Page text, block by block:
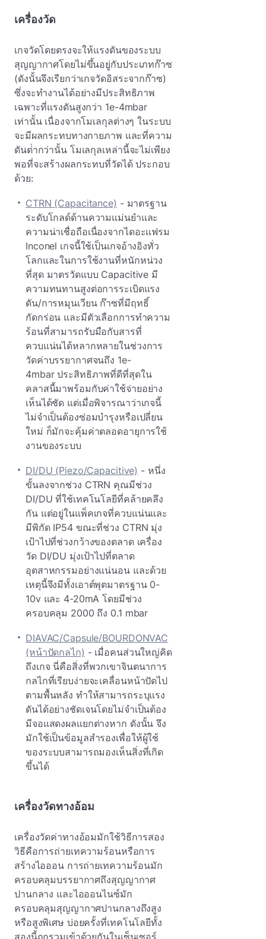
เครื่องวัด
เกจวัดโดยตรงจะให้แรงดันของระบบ
สุญญากาศโดยไม่ขึ้นอยู่กับประเภทก๊าซ
(ดังนั้นจึงเรียกว่าเกจวัดอิสระจากก๊าซ)
ซึ่งจะทํางานได้อย่างมีประสิทธิภาพ
เฉพาะที่แรงดันสูงกว่า 1e-4mbar
เท่านั้น เนื่องจากโมเลกุลต่างๆ ในระบบ
จะมีผลกระทบทางกายภาพ และที่ความ
ดันต่ํากว่านั้น โมเลกุลเหล่านี้จะไม่เพียง
พอที่จะสร้างผลกระทบที่วัดได้ ประกอบ
ด้วย:
CTRN (Capacitance) - มาตรฐาน
ระดับโกลด์ด้านความแม่นยําและ
ความน่าเชื่อถือเนื่องจากไดอะแฟรม
Inconel เกจนี้ใช้เป็นเกจอ้างอิงทั่ว
โลกและในการใช้งานที่หนักหน่วง
ที่สุด มาตรวัดแบบ Capacitive มี
ความทนทานสูงต่อการระเบิดแรง
ดัน/การหมุนเวียน ก๊าซที่มีฤทธิ์
กัดกร่อน และมีตัวเลือกการทําความ
ร้อนที่สามารถรับมือกับสารที่
ควบแน่นได้หลากหลายในช่วงการ
วัดค่าบรรยากาศจนถึง 1e-
4mbar ประสิทธิภาพที่ดีที่สุดใน
คลาสนี้มาพร้อมกับค่าใช้จ่ายอย่าง
เห็นได้ชัด แต่เมื่อพิจารณาว่าเกจนี้
ไม่จําเป็นต้องซ่อมบํารุงหรือเปลี่ยน
ใหม่ ก็มักจะคุ้มค่าตลอดอายุการใช้
งานของระบบ
DI/DU (Piezo/Capacitive) - หนึ่ง
ขั้นลงจากช่วง CTRN คุณมีช่วง
DI/DU ที่ใช้เทคโนโลยีที่คล้ายคลึง
กัน แต่อยู่ในแพ็คเกจที่ควบแน่นและ
มีพิกัด IP54 ขณะที่ช่วง CTRN มุ่ง
เป้าไปที่ช่วงกว้างของตลาด เครื่อง
วัด DI/DU มุ่งเป้าไปที่ตลาด
อุตสาหกรรมอย่างแน่นอน และด้วย
เหตุนี้จึงมีทั้งเอาต์พุตมาตรฐาน 0-
10v และ 4-20mA โดยมีช่วง
ครอบคลุม 2000 ถึง 0.1 mbar
DIAVAC/Capsule/BOURDONVAC
(หน้าปัดกลไก) - เมื่อคนส่วนใหญ่คิด
ถึงเกจ นี่คือสิ่งที่พวกเขาจินตนาการ
กลไกที่เรียบง่ายจะเคลื่อนหน้าปัดไป
ตามพื้นหลัง ทําให้สามารถระบุแรง
ดันได้อย่างชัดเจนโดยไม่จําเป็นต้อง
มีจอแสดงผลแยกต่างหาก ดังนั้น จึง
มักใช้เป็นข้อมูลสํารองเพื่อให้ผู้ใช้
ของระบบสามารถมองเห็นสิ่งที่เกิด
ขึ้นได้
เครื่องวัดทางอ้อม
เครื่องวัดค่าทางอ้อมมักใช้วิธีการสอง
วิธีคือการถ่ายเทความร้อนหรือการ
สร้างไอออน การถ่ายเทความร้อนมัก
ครอบคลุมบรรยากาศถึงสุญญากาศ
ปานกลาง และไอออนไนซ์มัก
ครอบคลุมสุญญากาศปานกลางถึงสูง
หรือสูงพิเศษ บ่อยครั้งที่เทคโนโลยีทั้ง
สองนี้ถูกรวมเข้าด้วยกันในเซ็นเซอร์